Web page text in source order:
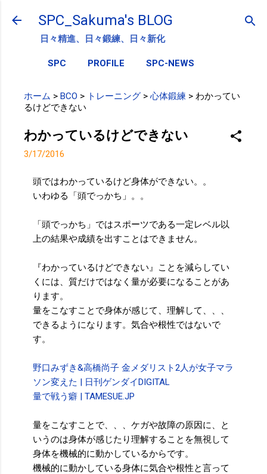
スキップしてメイン コンテンツに移動
SPC_Sakuma's BLOG
日々精進、日々鍛練、日々新化
SPC PROFILE SPC-NEWS
ホーム > BCO > トレーニング > 心体鍛練 > わかってい
るけどできない
わかっているけどできない
3/17/2016
頭ではわかっているけど身体ができない。。
いわゆる「頭でっかち」。。
「頭でっかち」ではスポーツである一定レベル以
上の結果や成績を出すことはできません。
『わかっているけどできない』ことを減らしてい
くには、質だけではなく量が必要になることがあ
ります。
量をこなすことで身体が感じて、理解して、、、
できるようになります。気合や根性ではないで
す。
野口みずき&高橋尚子 金メダリスト2人が女子マラ
ソン変えた | 日刊ゲンダイDIGITAL
量で戦う癖 | TAMESUE.JP
量をこなすことで、、、ケガや故障の原因に、と
いうのは身体が感じたり理解することを無視して
身体を機械的に動かしているからです。
機械的に動かしている身体に気合や根性と言って